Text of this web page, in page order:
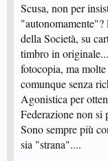
Scusa, non per
"autonomamente"?
della Società, su
timbro in
fotocopia, ma
comunque senza
Agonistica per
Federazione non si
Sono sempre più
sia "strana"....